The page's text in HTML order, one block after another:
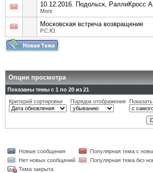
10.12.2016. Подольск, РаллиКросс
More
Московская встреча возвращение
Р.С.Ю.
Опции просмотра
Показаны темы с 1 по 20 из 21
Критерий сортировки
Порядок отображения Показать
Новые сообщения
Популярная тема с
Нет новых сообщений
Популярная тема без
Тема закрыта